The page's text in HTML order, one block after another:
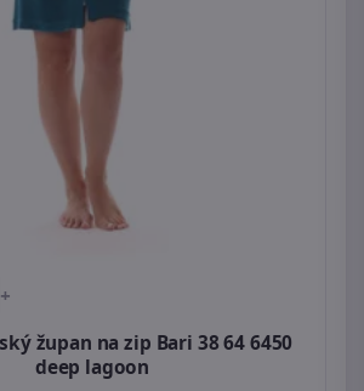
+
župan na zip Bari 38 64 6450
deep lagoon